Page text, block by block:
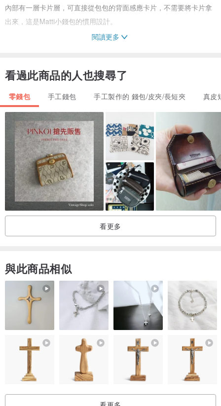
內部有一層卡片層，可直接從包包的背面感應卡片，不需要將卡片拿
出來，這是Matti小錢包的慣用設計。
這是真皮的象徵朋友們請不要介意。
若日後商品有損壞
材質：
南美進口植物鞣革
合金五金（此款插鎖不是銅質）
尺寸資訊：
10 cm × 8cm × 3.5cm
閱讀更多
看過此商品的人也搜尋了
零錢包 手工錢包 手工製作的 錢包/皮夾/長短夾 真皮
看更多
與此商品相似